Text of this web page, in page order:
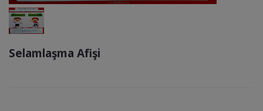
Selamlaşma Afişi